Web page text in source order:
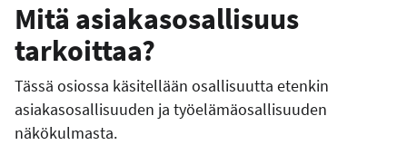
Mitä asiakasosallisuus
tarkoittaa?
Tässä osiossa käsitellään osallisuutta etenkin
asiakasosallisuuden ja työelämäosallisuuden
näkökulmasta.